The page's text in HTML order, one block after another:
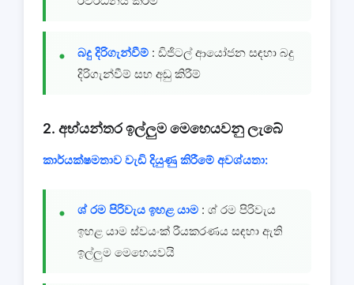
බදු දිරිගැන්වීම් : ඩිජිටල් ආයෝජන සඳහා බදු
දිරිගැන්වීම් සහ අඩු කිරීම්
2. අභ්යන්තර ඉල්ලුම මෙහෙයවනු ලැබේ
කාර්යක්ෂමතාව වැඩි දියුණු කිරීමේ අවශ්යතා:
ශ් රම පිරිවැය ඉහළ යාම : ශ් රම පිරිවැය
ඉහළ යාම ස්වයංක් රීයකරණය සඳහා ඇති
ඉල්ලුම මෙහෙයවයි